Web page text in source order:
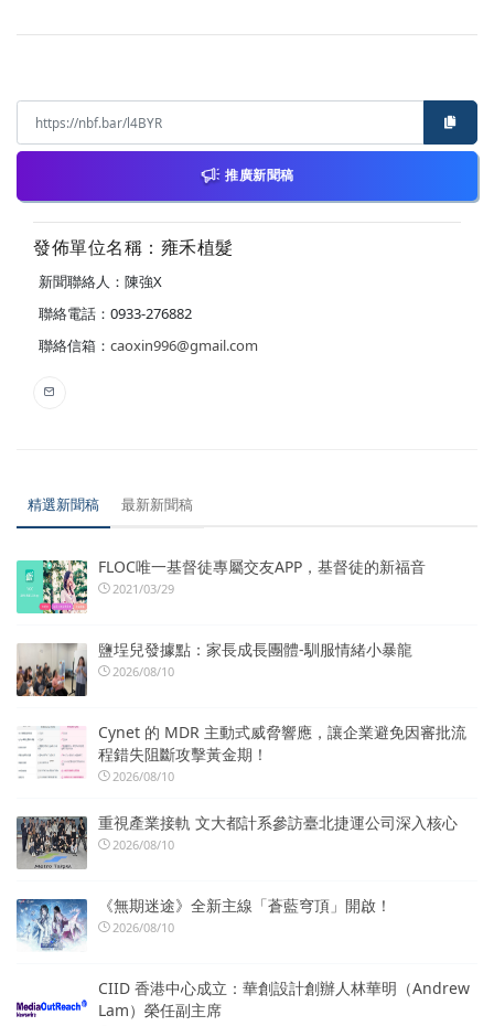
推廣新聞稿
發佈單位名稱：雍禾植髮
新聞聯絡人：陳強X
聯絡電話：0933-276882
聯絡信箱： caoxin996@gmail.com
精選新聞稿 最新新聞稿
FLOC唯一基督徒專屬交友APP，基督徒的新福音
2021/03/29
鹽埕兒發據點：家長成長團體-馴服情緒小暴龍
2026/08/10
Cynet 的 MDR 主動式威脅響應，讓企業避免因審批流
程錯失阻斷攻擊黃金期！
2026/08/10
重視產業接軌 文大都計系參訪臺北捷運公司深入核心
2026/08/10
《無期迷途》全新主線「蒼藍穹頂」開啟！
2026/08/10
CIID 香港中心成立：華創設計創辦人林華明（Andrew
Lam）榮任副主席